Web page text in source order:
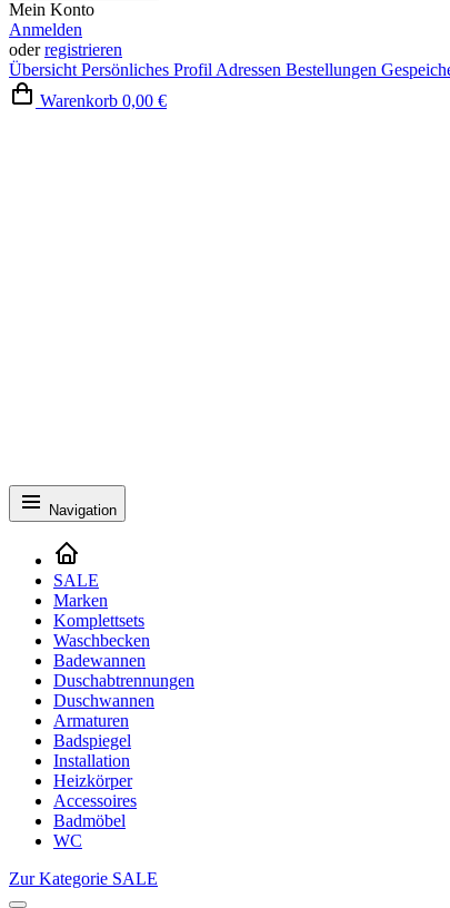
Mein Konto
Anmelden
oderregistrieren
Übersicht Persönliches Profil Adressen Bestellungen
Warenkorb 0,00 €
Navigation
SALE
Marken
Komplettsets
Waschbecken
Badewannen
Duschabtrennungen
Duschwannen
Armaturen
Badspiegel
Installation
Heizkörper
Accessoires
Badmöbel
WC
Zur Kategorie SALE